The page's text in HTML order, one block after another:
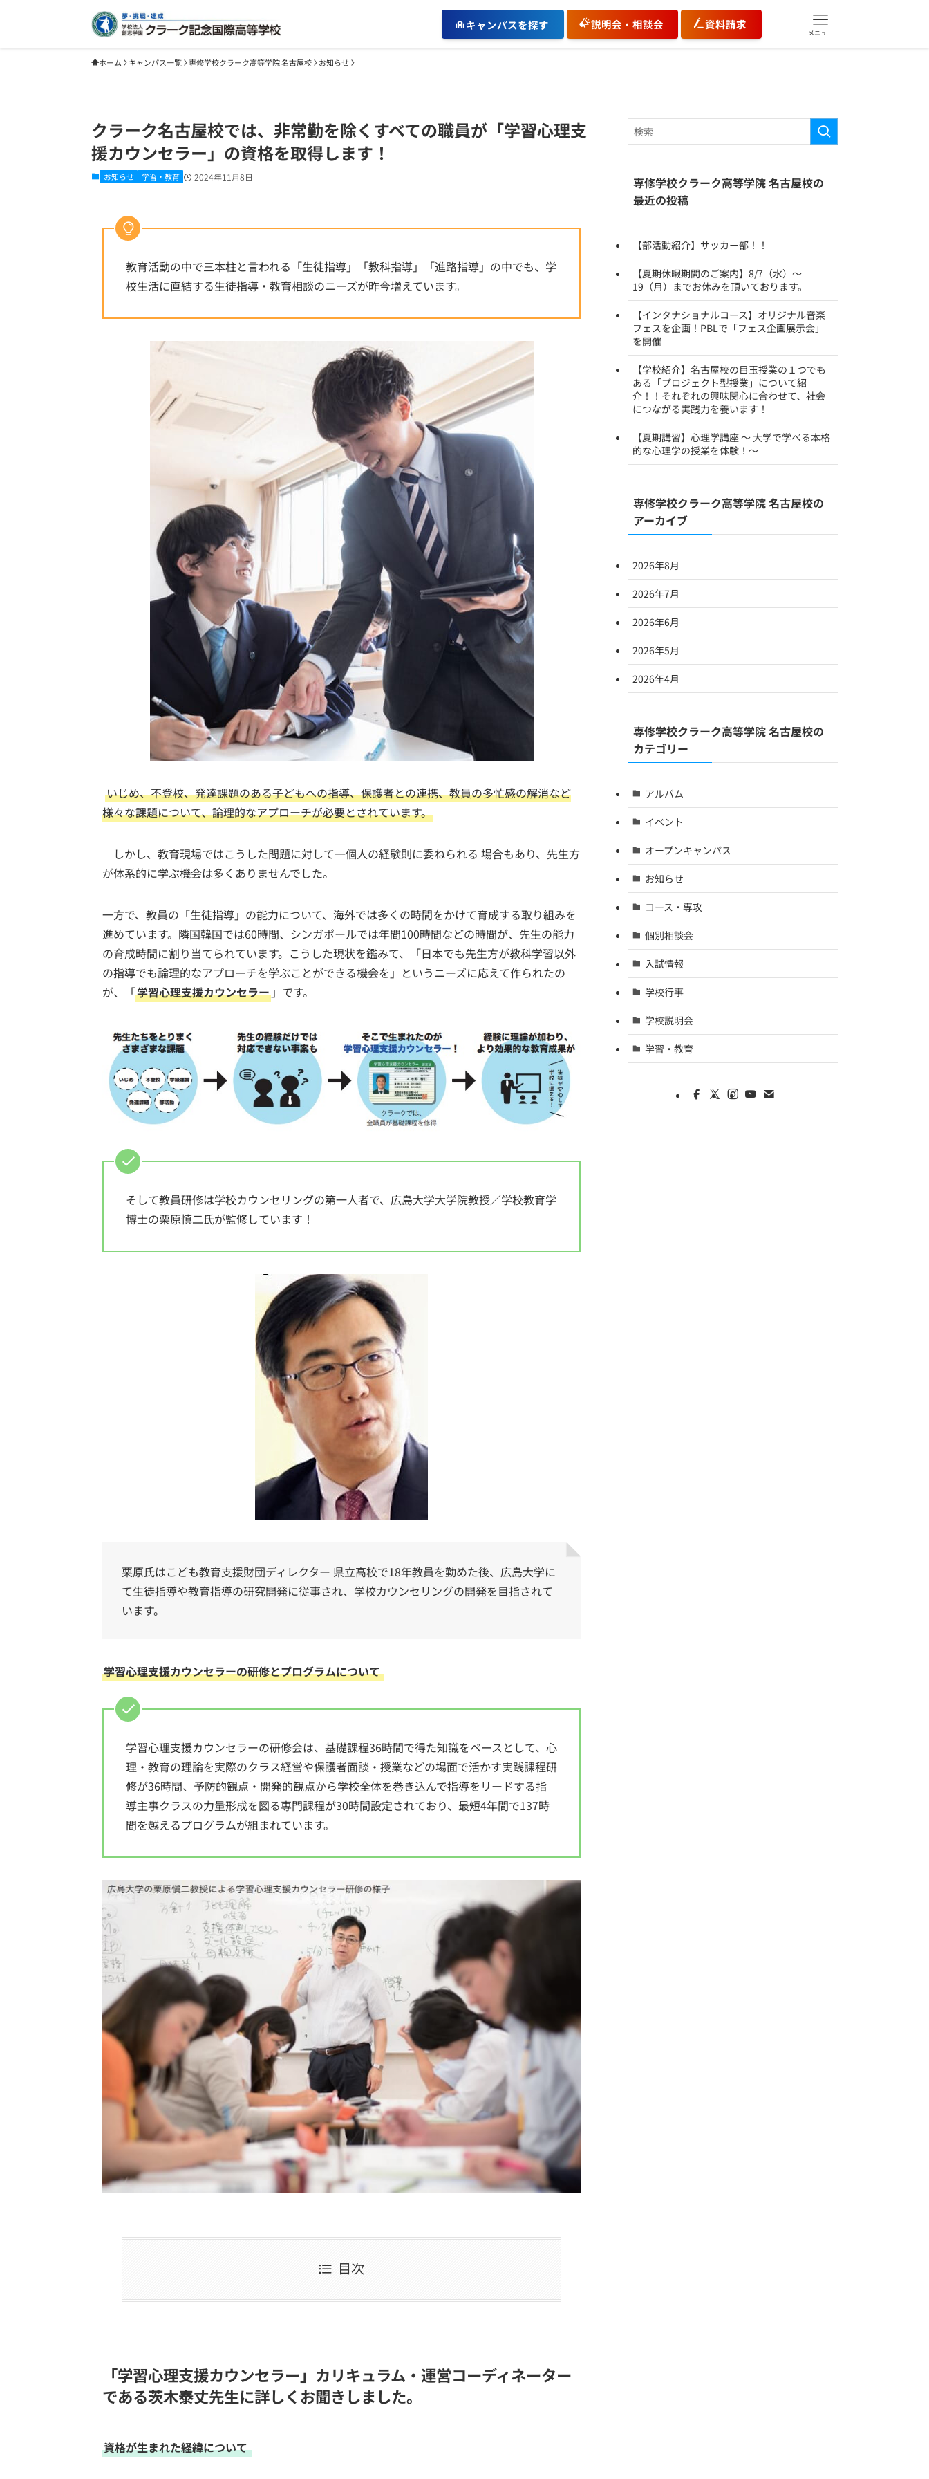
キャンパスを探す 説明会・相談会 資料請求
メニュー
ホーム キャンパス一覧 専修学校クラーク高等学院 名古屋校 お知らせ
クラーク名古屋校では、非常勤を除くすべての職員が「学習心理支
援カウンセラー」の資格を取得します！
お知らせ 学習・教育 2024年11月8日
教育活動の中で三本柱と言われる「生徒指導」「教科指導」「進路指導」の中でも、学
校生活に直結する生徒指導・教育相談のニーズが昨今増えています。
いじめ、不登校、発達課題のある子どもへの指導、保護者との連携、教員の多忙感の解消など
様々な課題について、論理的なアプローチが必要とされています。
しかし、教育現場ではこうした問題に対して一個人の経験則に委ねられる 場合もあり、先生方
が体系的に学ぶ機会は多くありませんでした。
一方で、教員の「生徒指導」の能力について、海外では多くの時間をかけて育成する取り組みを
進めています。隣国韓国では60時間、シンガポールでは年間100時間などの時間が、先生の能力
の育成時間に割り当てられています。こうした現状を鑑みて、「日本でも先生方が教科学習以外
の指導でも論理的なアプローチを学ぶことができる機会を」というニーズに応えて作られたの
が、「学習心理支援カウンセラー 」です。
そして教員研修は学校カウンセリングの第一人者で、広島大学大学院教授／学校教育学
博士の栗原慎二氏が監修しています！
栗原氏はこども教育支援財団ディレクター 県立高校で18年教員を勤めた後、広島大学に
て生徒指導や教育指導の研究開発に従事され、学校カウンセリングの開発を目指されて
います。
学習心理支援カウンセラーの研修とプログラムについて
学習心理支援カウンセラーの研修会は、基礎課程36時間で得た知識をベースとして、心
理・教育の理論を実際のクラス経営や保護者面談・授業などの場面で活かす実践課程研
修が36時間、予防的観点・開発的観点から学校全体を巻き込んで指導をリードする指
導主事クラスの力量形成を図る専門課程が30時間設定されており、最短4年間で137時
間を越えるプログラムが組まれています。
目次
「学習心理支援カウンセラー」カリキュラム・運営コーディネーター
である茨木泰丈先生に詳しくお聞きしました。
資格が生まれた経緯について
専修学校クラーク高等学院 名古屋校の
最近の投稿
【部活動紹介】サッカー部！！
【夏期休暇期間のご案内】8/7（水）～
19（月）までお休みを頂いております。
【インタナショナルコース】オリジナル音楽
フェスを企画！PBLで「フェス企画展示会」
を開催
【学校紹介】名古屋校の目玉授業の１つでも
ある「プロジェクト型授業」について紹
介！！それぞれの興味関心に合わせて、社会
につながる実践力を養います！
【夏期講習】心理学講座 ～ 大学で学べる本格
的な心理学の授業を体験！～
専修学校クラーク高等学院 名古屋校の
アーカイブ
2026年8月
2026年7月
2026年6月
2026年5月
2026年4月
専修学校クラーク高等学院 名古屋校の
カテゴリー
アルバム
イベント
オープンキャンパス
お知らせ
コース・専攻
個別相談会
入試情報
学校行事
学校説明会
学習・教育